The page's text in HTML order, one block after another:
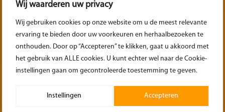
Wij waarderen uw privacy
Wij gebruiken cookies op onze website om u de meest relevante
ervaring te bieden door uw voorkeuren en herhaalbezoeken te
onthouden. Door op “Accepteren” te klikken, gaat u akkoord met
het gebruik van ALLE cookies. U kunt echter wel naar de Cookie-
instellingen gaan om gecontroleerde toestemming te geven.
Instellingen Accepteren
OVER HET OPHALEN
Zorg dat bij het ophalen de materialen weer gedemonteerd/opgerold
klaar staan voor transport. Zoals het ook geleverd is.